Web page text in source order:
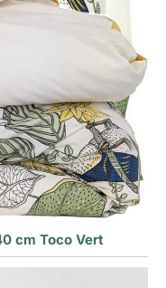
cm Toco Vert